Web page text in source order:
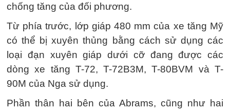
chống tăng của đối phương.
Từ phía trước, lớp giáp 480 mm của xe tăng Mỹ
có thể bị xuyên thủng bằng cách sử dụng các
loại đạn xuyên giáp dưới cỡ đang được các
dòng xe tăng T-72, T-72B3M, T-80BVM và T-
90M của Nga sử dụng.
Phần thân hai bên của Abrams, cũng như hai